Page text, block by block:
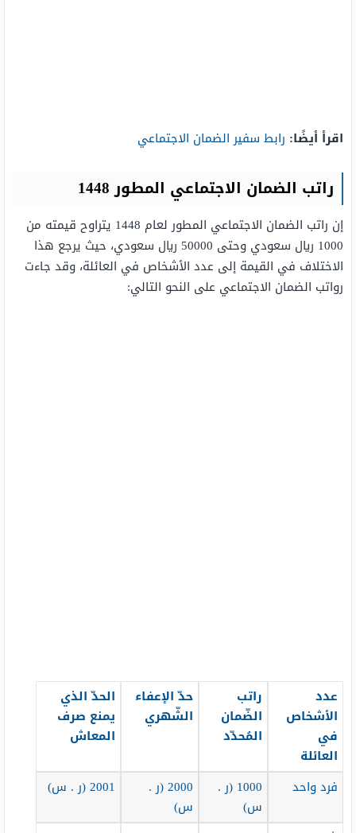
اقرأ أيضًا: رابط سفير الضمان الاجتماعي
راتب الضمان الاجتماعي المطور 1448
إن راتب الضمان الاجتماعي المطور لعام 1448 يتراوح قيمته من
1000 ريال سعودي وحتى 50000 ريال سعودي، حيث يرجع هذا
الاختلاف في القيمة إلى عدد الأشخاص في العائلة، وقد جاءت
رواتب الضمان الاجتماعي على النحو التالي:
عدد
الأشخاص
في
العائلة
راتب
الضّمان
المُحدّد
حدّ الإعفاء
الشّهري
الحدّ الذي
يمنع صرف
المعاش
فرد واحد
1000 (ر .
س)
2000 (ر .
س)
2001 (ر . س)